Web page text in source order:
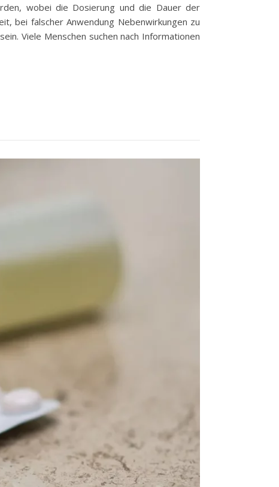
wobei die Dosierung und die Dauer der
bei falscher Anwendung Nebenwirkungen zu
Viele Menschen suchen nach Informationen